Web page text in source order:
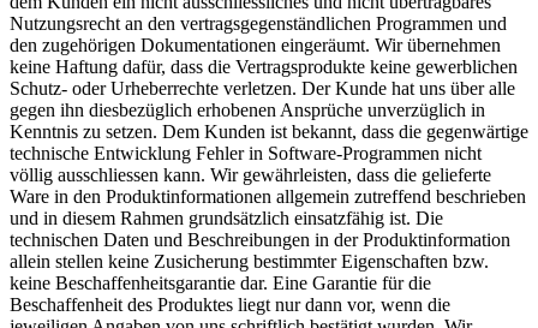
Nutzungsrecht an den vertragsgegenständlichen Programmen und
den zugehörigen Dokumentationen eingeräumt. Wir übernehmen
keine Haftung dafür, dass die Vertragsprodukte keine gewerblichen
Schutz- oder Urheberrechte verletzen. Der Kunde hat uns über alle
gegen ihn diesbezüglich erhobenen Ansprüche unverzüglich in
Kenntnis zu setzen. Dem Kunden ist bekannt, dass die gegenwärtige
technische Entwicklung Fehler in Software-Programmen nicht
völlig ausschliessen kann. Wir gewährleisten, dass die gelieferte
Ware in den Produktinformationen allgemein zutreffend beschrieben
und in diesem Rahmen grundsätzlich einsatzfähig ist. Die
technischen Daten und Beschreibungen in der Produktinformation
allein stellen keine Zusicherung bestimmter Eigenschaften bzw.
keine Beschaffenheitsgarantie dar. Eine Garantie für die
Beschaffenheit des Produktes liegt nur dann vor, wenn die